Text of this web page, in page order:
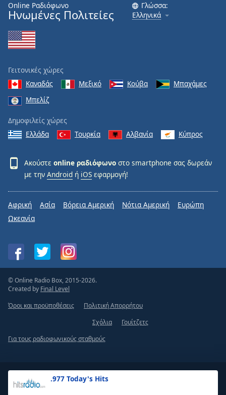
.977 Today's Hits
Online Ραδιόφωνο
Ηνωμένες Πολιτείες
Γλώσσα:
Ελληνικά
Γειτονικές χώρες
Καναδάς
Μεξικό Κούβα
Μπαχάμες
Μπελίζ
Δημοφιλείς χώρες
Ελλάδα
Τουρκία Αλβανία Κύπρος
Ακούστε online ραδιόφωνο στο smartphone σας δωρεάν
με την Android ή iOS εφαρμογή!
Αφρική Ασία Βόρεια Αμερική Νότια Αμερική
Ευρώπη
Ωκεανία
© Online Radio Box, 2015-2026.
Created by Final Level
Όροι και προϋποθέσεις
Πολιτική Απορρήτου
Σχόλια
Γουίτζετς
Για τους ραδιοφωνικούς σταθμούς